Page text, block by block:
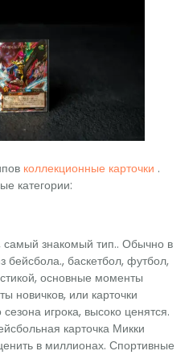
коллекционные карточки .
категории:
знакомый тип.. Обычно в
бейсбола., баскетбол, футбол,
основные моменты
новичков, или карточки
игрока, высоко ценятся.
карточка Микки
в миллионах. Спортивные